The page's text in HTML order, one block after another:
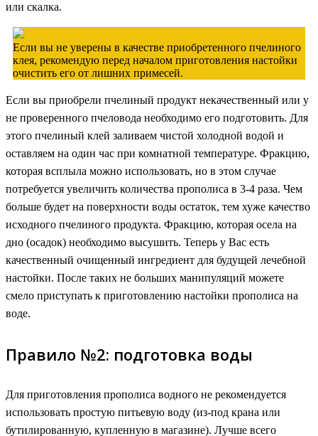
или скалка.
Если вы не уверены в качестве приобретенного пчелиного
клея, рекомендую перед началом приготовления настойки
очистить его от лишних примесей.
Если вы приобрели пчелиный продукт некачественный или у
не проверенного пчеловода необходимо его подготовить. Для
этого пчелиный клей заливаем чистой холодной водой и
оставляем на один час при комнатной температуре. Фракцию,
которая всплыла можно использовать, но в этом случае
потребуется увеличить количества прополиса в 3-4 раза. Чем
больше будет на поверхности воды остаток, тем хуже качество
исходного пчелиного продукта. Фракцию, которая осела на
дно (осадок) необходимо высушить. Теперь у Вас есть
качественный очищенный ингредиент для будущей лечебной
настойки. После таких не больших манипуляций можете
смело приступать к приготовлению настойки прополиса на
воде.
Правило №2: подготовка воды
Для приготовления прополиса водного не рекомендуется
использовать простую питьевую воду (из-под крана или
бутилированную, купленную в магазине). Лучше всего